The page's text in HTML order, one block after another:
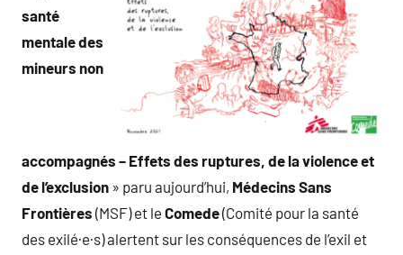
santé
mentale des
mineurs non
accompagnés – Effets des ruptures, de la violence et
de l’exclusion » paru aujourd’hui, Médecins Sans
Frontières (MSF) et le Comede(Comité pour la santé
des exilé·e·s) alertent sur les conséquences de l’exil et